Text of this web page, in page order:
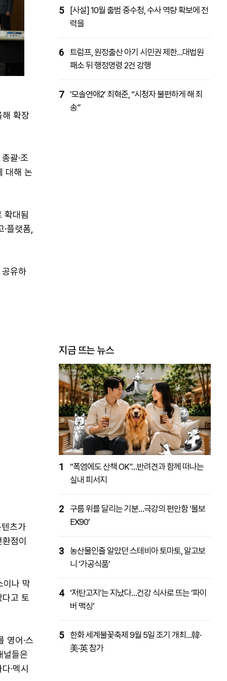
해 확장
괄·조
대해 논
확대됨
플랫폼,
유하
츠가
점이
이나 막
고 토
영어·스
널들은
·멕시
5
[사설] 10월 출범 중수청, 수사 역량 확보에 전
력을
6 트럼프, 원정출산 아기 시민권 제한…대법원
패소 뒤 행정명령 2건 강행
7 ‘모솔연애2’ 최혁준, “시청자 불편하게 해 죄
송”
지금 뜨는 뉴스
1
“폭염에도 산책 OK”…반려견과 함께 떠나는
실내 피서지
2 구름 위를 달리는 기분…극강의 편안함 ‘볼보
EX90’
3 농산물인줄 알았던 스테비아 토마토, 알고보
니 ‘가공식품’
4 ‘저탄고지’는 지났다…건강 식사로 뜨는 ‘파이
버 맥싱’
5
한화 세계불꽃축제 9월 5일 조기 개최…韓·
美·英 참가